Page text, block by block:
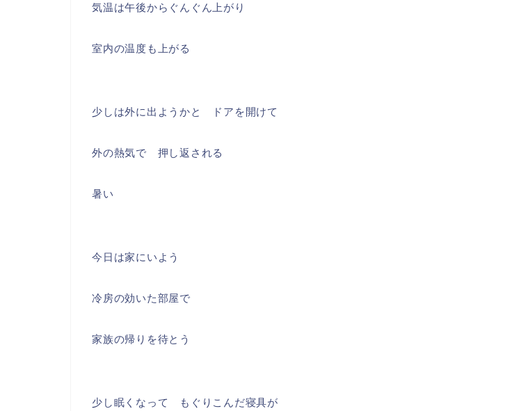
気温は午後からぐんぐん上がり
室内の温度も上がる
少しは外に出ようかと ドアを開けて
外の熱気で 押し返される
暑い
今日は家にいよう
冷房の効いた部屋で
家族の帰りを待とう
少し眠くなって もぐりこんだ寝具が